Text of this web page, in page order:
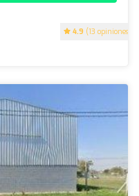
4.9 (13 opiniones)